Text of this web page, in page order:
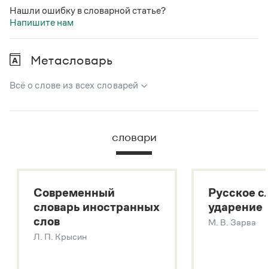
Скороговорки
Издательство
Словари
Учебники и справочники
Нашли ошибку в словарной статье?
Напишите нам
Метасловарь
Всё о слове из всех словарей
В метасловаре Грамоты в удобном виде собрана вся
Русский орфографический словарь
Большой толковый словарь русских глаголов
Современный словарь иностранных слов
Звук – технология синтеза платформы
SaluteSpeech
словари
Современный
словарь иностранных
слов
Л. П. Крысин
Русское
ударение
М. В. Зарва